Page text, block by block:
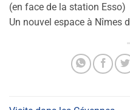
(en face de la station Esso)
Un nouvel espace à Nîmes